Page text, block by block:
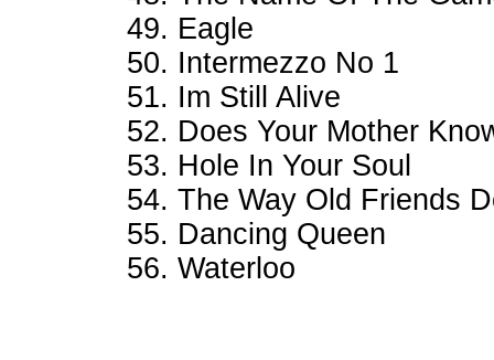
49. Eagle
50. Intermezzo No 1
51. Im Still Alive
52. Does Your Mother
53. Hole In Your Soul
54. The Way Old Friends
55. Dancing Queen
56. Waterloo